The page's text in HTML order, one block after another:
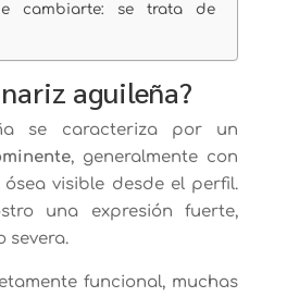
cambiarte: se trata de
aguileña?
se caracteriza por un
, generalmente con
visible desde el perfil.
una expresión fuerte,
severa.
funcional, muchas